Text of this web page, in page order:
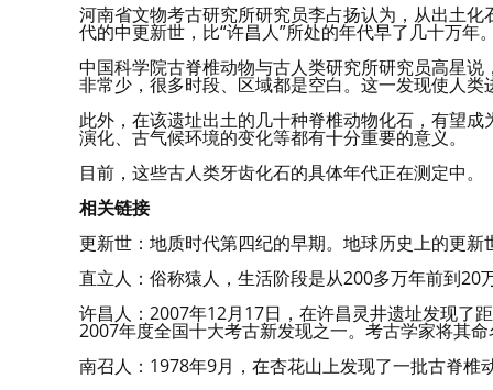
河南省文物考古研究所研究员李占扬认为，从出土
代的中更新世，比“许昌人”所处的年代早了几十万年
中国科学院古脊椎动物与古人类研究所研究员高星
非常少，很多时段、区域都是空白。这一发现使人类
此外，在该遗址出土的几十种脊椎动物化石，有望
演化、古气候环境的变化等都有十分重要的意义。
目前，这些古人类牙齿化石的具体年代正在测定中。
相关链接
更新世：地质时代第四纪的早期。地球历史上的更
直立人：俗称猿人，生活阶段是从200多万年前到
许昌人：2007年12月17日，在许昌灵井遗址发现了
2007年度全国十大考古新发现之一。考古学家将其命
南召人：1978年9月，在杏花山上发现了一批古脊椎